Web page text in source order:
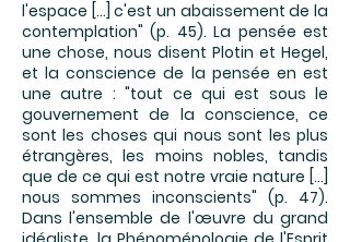
l'espace [...] c'est un abaissement de la
contemplation" (p. 45). La pensée est
une chose, nous disent Plotin et Hegel,
et la conscience de la pensée en est
une autre : "tout ce qui est sous le
gouvernement de la conscience, ce
sont les choses qui nous sont les plus
étrangères, les moins nobles, tandis
que de ce qui est notre vraie nature [...]
nous sommes inconscients" (p. 47).
Dans l'ensemble de l'œuvre du grand